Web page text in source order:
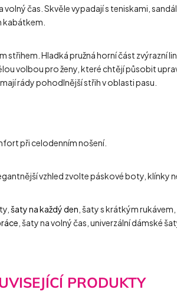
čas. Skvěle vypadají s teniskami,
kabátkem.
střihem. Hladká pružná horní část zvýrazní
volbou pro ženy, které chtějí působit
rády pohodlnější střih v oblasti pasu.
při celodenním nošení.
vzhled zvolte páskové boty, klínky
šaty na každý den , šaty s krátkým rukávem,
, šaty na volný čas, univerzální dámské
PRODUKTY